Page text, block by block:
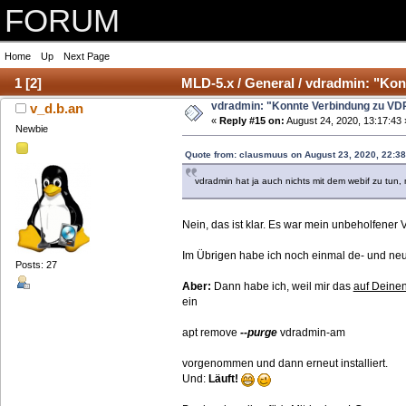
FORUM
Home Up Next Page
1 [2]
MLD-5.x / General / vdradmin:
v_d.b.an
Newbie
Posts: 27
vdradmin: "Konnte Verbindung zu
« Reply #15 on: August 24, 2020, 13:17:43
Quote from: clausmuus on August 23, 2020,
vdradmin hat ja auch nichts mit dem webif zu
Nein, das ist klar. Es war mein unbeholfener
Im Übrigen habe ich noch einmal de- und
Aber: Dann habe ich, weil mir das auf
ein
apt remove --purgevdradmin-am
vorgenommen und dann erneut installiert.
Und: Läuft!